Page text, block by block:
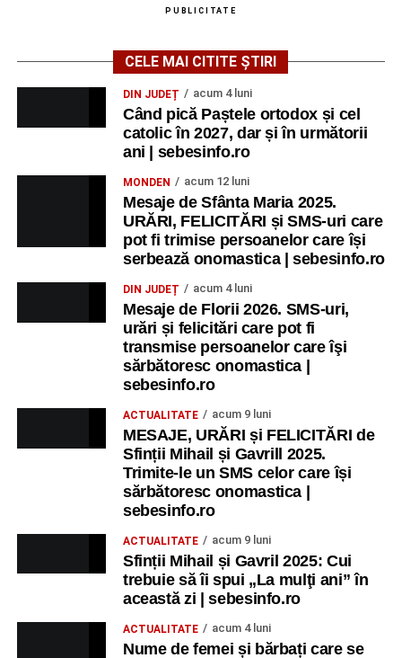
PUBLICITATE
CELE MAI CITITE ȘTIRI
DIN JUDEȚ acum 4 luni
Când pică Paștele ortodox și cel
catolic în 2027, dar și în următorii
ani | sebesinfo.ro
MONDEN acum 12 luni
Mesaje de Sfânta Maria 2025.
URĂRI, FELICITĂRI și SMS-uri care
pot fi trimise persoanelor care își
serbează onomastica | sebesinfo.ro
DIN JUDEȚ acum 4 luni
Mesaje de Florii 2026. SMS-uri,
urări și felicitări care pot fi
transmise persoanelor care îşi
sărbătoresc onomastica |
sebesinfo.ro
ACTUALITATE acum 9 luni
MESAJE, URĂRI și FELICITĂRI de
Sfinții Mihail și Gavrill 2025.
Trimite-le un SMS celor care își
sărbătoresc onomastica |
sebesinfo.ro
ACTUALITATE acum 9 luni
Sfinții Mihail și Gavril 2025: Cui
trebuie să îi spui „La mulţi ani” în
această zi | sebesinfo.ro
ACTUALITATE acum 4 luni
Nume de femei și bărbați care se